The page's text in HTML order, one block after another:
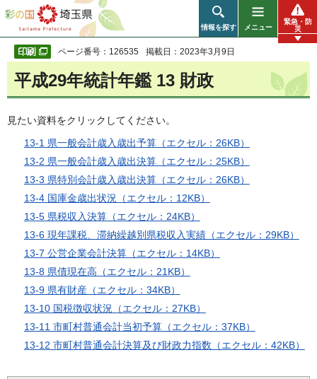
彩の国 埼玉県
情報を探す メニュー
緊急・防
災
ページ番号：126535 掲載日：2023年3月9日
平成29年統計年鑑 13 財政
見たい資料をクリックしてください。
13-1 県一般会計歳入歳出予算（エクセル：26KB）
13-2 県一般会計歳入歳出決算（エクセル：25KB）
13-3 県特別会計歳入歳出決算（エクセル：26KB）
13-4 国庫金歳出状況（エクセル：12KB）
13-5 県税収入決算（エクセル：24KB）
13-6 現年課税、滞納繰越別県税収入実績（エクセル：29KB）
13-7 公営企業会計決算（エクセル：14KB）
13-8 県債現在高（エクセル：21KB）
13-9 県有財産（エクセル：34KB）
13-10 国税徴収状況（エクセル：27KB）
13-11 市町村普通会計当初予算（エクセル：37KB）
13-12 市町村普通会計決算及び財政力指数（エクセル：42KB）